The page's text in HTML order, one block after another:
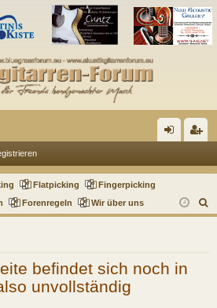
m ist
rie
Flatpicking
Fingerpicking
Forenregeln Wir über uns
u
befindet sich noch in
unvollständig